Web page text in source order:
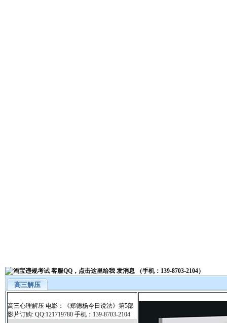
高三解压
高三心理解压 电影：《郑德杨今日说法》第5部
影片订购: QQ:121719780 手机：139-8703-2104